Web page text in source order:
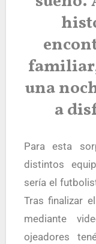
una
a
Para esta sorpresa, los presidentes de los
distintos
sería el
Tras finalizar
mediante
ojeadores